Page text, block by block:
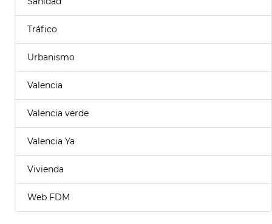
Tráfico
Urbanismo
Valencia
Valencia verde
Valencia Ya
Vivienda
Web FDM